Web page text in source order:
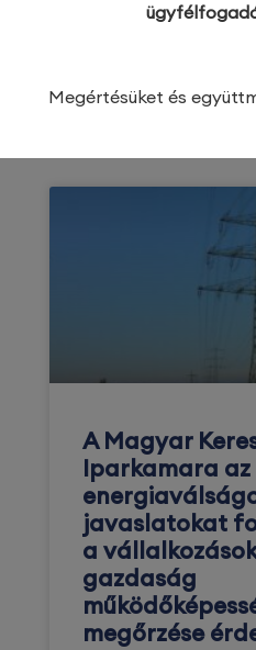
Dorottya
A Magyar
Iparkamara az
javaslatokat
a
gazdaság
megőrzése
Megértésüket és